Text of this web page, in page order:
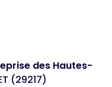
des Hautes-
(29217)